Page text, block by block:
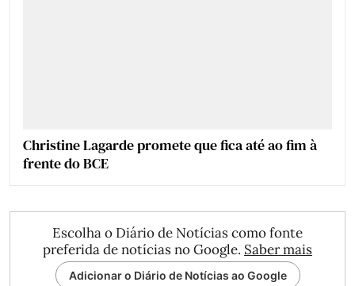
Christine Lagarde promete que fica até ao fim à
frente do BCE
Escolha o Diário de Notícias como fonte
preferida de notícias no Google. Saber mais
Adicionar o Diário de Notícias ao Google